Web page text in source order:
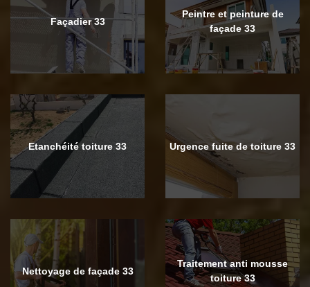
Façadier 33
Peintre et peinture de
façade 33
Etanchéité toiture 33 Urgence fuite de toiture 33
Nettoyage de façade 33
Traitement anti mousse
toiture 33